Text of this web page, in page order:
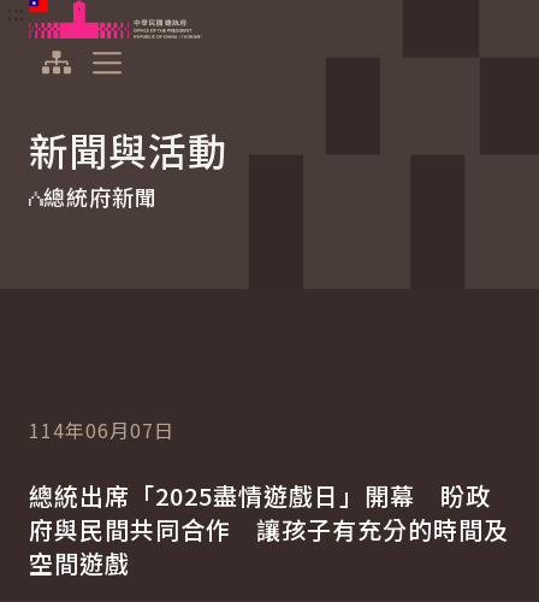
跳到主要內容
中華民國總統府
新聞與活動
總統府新聞
114年06月07日
總統出席「2025盡情遊戲日」開幕 盼政
府與民間共同合作 讓孩子有充分的時間及
空間遊戲